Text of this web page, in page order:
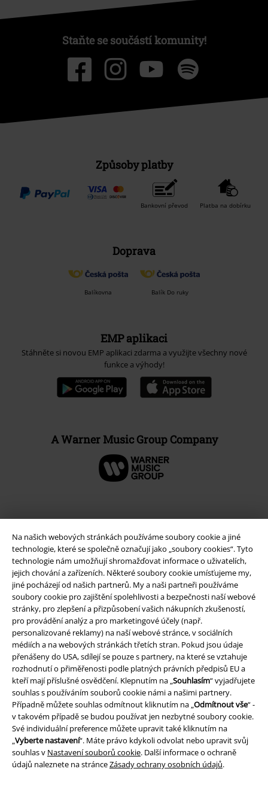
Na našich webových stránkách používáme soubory cookie a jiné
technologie, které se společně označují jako „soubory cookies“. Tyto
technologie nám umožňují shromažďovat informace o uživatelích,
jejich chování a zařízeních. Některé soubory cookie umísťujeme my,
jiné pocházejí od našich partnerů. My a naši partneři používáme
soubory cookie pro zajištění spolehlivosti a bezpečnosti naší webové
stránky, pro zlepšení a přizpůsobení vašich nákupních zkušeností,
pro provádění analýz a pro marketingové účely (např.
personalizované reklamy) na naší webové stránce, v sociálních
médiích a na webových stránkách třetích stran. Pokud jsou údaje
přenášeny do USA, sdílejí se pouze s partnery, na které se vztahuje
rozhodnutí o přiměřenosti podle platných právních předpisů EU a
kteří mají příslušné osvědčení. Klepnutím na „Souhlasím“ vyjadřujete
souhlas s používáním souborů cookie námi a našimi partnery.
Případně můžete souhlas odmítnout kliknutím na „Odmítnout vše“ -
v takovém případě se budou používat jen nezbytné soubory cookie.
Své individuální preference můžete upravit také kliknutím na
„Vyberte nastavení“. Máte právo kdykoli odvolat nebo upravit svůj
souhlas v Nastavení souborů cookie. Další informace o ochraně
údajů naleznete na stránceZásady ochrany osobních údajů.
Staňte se součástí komunity!
Způsoby platby
Bankovní převod Platba na dobírku
Doprava
Balíkovna Balík Do ruky
EMP aplikaci
Stáhněte si novou EMP aplikaci zdarma a využijte všechny nové
funkce a výhody!
A Warner Music Group Company
Právní informace
Podmínky
Prohlášení
Ochrana osobních údajů
Likvidace odpadu a ochrana životního prostředí
Prohlášení o shodě
Informace o přístupnosti